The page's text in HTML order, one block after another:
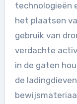
technologieën
het plaatsen
gebruik van
verdachte
in de gaten
de